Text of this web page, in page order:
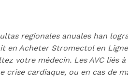
regionales anuales han
en Acheter Stromectol en
votre médecin. Les AVC
crise cardiaque, ou en cas de